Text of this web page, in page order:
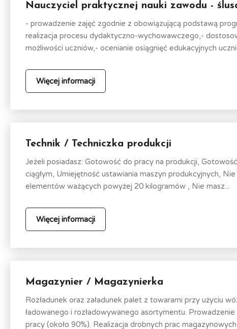
Nauczyciel praktycznej nauki zawodu -
- prowadzenie zajęć zgodnie z obowiązującą podstawą
realizacja procesu dydaktyczno-wychowawczego,-
możliwości uczniów,- ocenianie osiągnięć edukacyjnych
Więcej informacji
Technik / Techniczka produkcji
Jeżeli posiadasz: Gotowość do pracy na produkcji,
ciągłym, Umiejętność ustawiania maszyn produkcyjnych,
elementów ważących powyżej 20 kilogramów , Nie masz...
Więcej informacji
Magazynier / Magazynierka
Rozładunek oraz załadunek palet z towarami przy użyciu
ładowanego i rozładowywanego asortymentu.
pracy (około 90%). Realizacja drobnych prac magazynowych